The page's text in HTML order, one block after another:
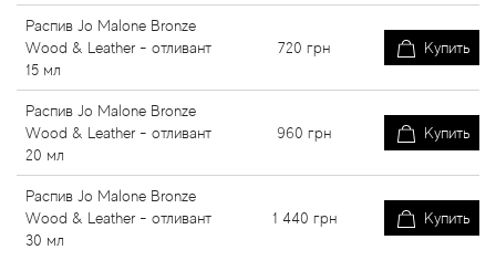
Распив Jo Malone Bronze
Wood & Leather - отливант
15 мл
720 грн Купить
Распив Jo Malone Bronze
Wood & Leather - отливант
20 мл
960 грн Купить
Распив Jo Malone Bronze
Wood & Leather - отливант
30 мл
1 440 грн Купить